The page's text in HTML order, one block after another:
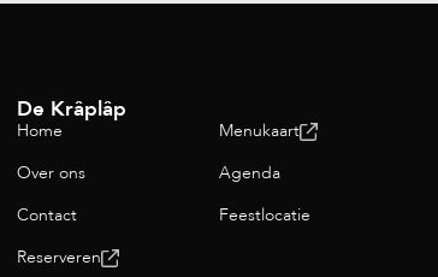
De Krâplâp
Home
Menukaart
Over ons
Agenda
Contact
Feestlocatie
Reserveren